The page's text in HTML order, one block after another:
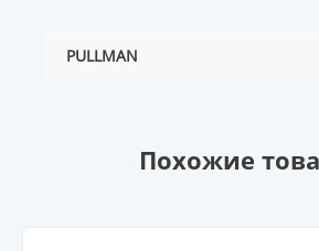
PULLMAN
Похожие